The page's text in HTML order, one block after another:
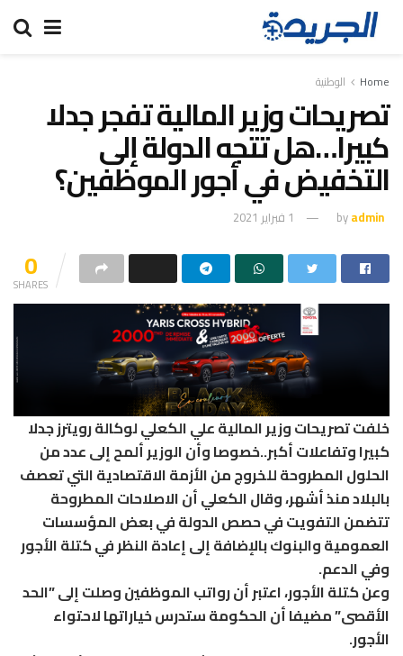
Home الوطنية
تصريحات وزير المالية تفجر جدلا
كبيرا…هل تتجه الدولة إلى
التخفيض في أجور الموظفين؟
byadmin 1 فبراير 2021
0
SHARES
خلفت تصريحات وزير المالية علي الكعلي لوكالة رويترز جدلا
كبيرا وتفاعلات أكبر..خصوصا وأن الوزير ألمح إلى عدد من
الحلول المطروحة للخروج من الأزمة الاقتصادية التي تعصف
بالبلاد منذ أشهر، وقال الكعلي أن الاصلاحات المطروحة
تتضمن التفويت في حصص الدولة في بعض المؤسسات
العمومية والبنوك بالإضافة إلى إعادة النظر في كتلة الأجور
وفي الدعم.
وعن كتلة الأجور، اعتبر أن رواتب الموظفين وصلت إلى ”الحد
الأقصى” مضيفا أن الحكومة ستدرس خياراتها لاحتواء
الأجور.